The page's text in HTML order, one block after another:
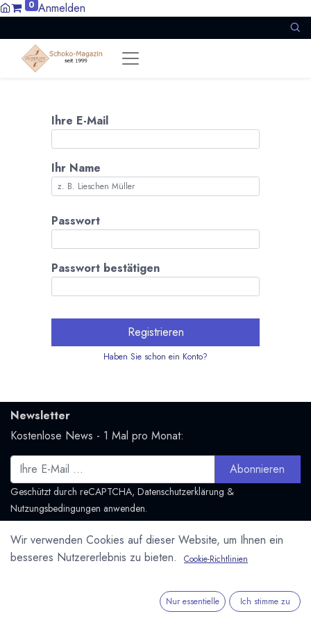
0 Anmelden
Ihre E-Mail
Ihr Name
Passwort
Passwort bestätigen
Registrieren
Haben Sie schon ein Konto?
Newsletter
Kostenlose News - 1 Mal pro Monat:
Abonnieren
Geschützt durch reCAPTCHA, Datenschutzerklärung &
Nutzungsbedingungen anwenden.
Social Media
Folge uns und bleibe mit uns in Kontakt:
Wir verwenden Cookies auf dieser Website, um Ihnen ein
besseres Nutzererlebnis zu bieten.
Cookie-Richtlinien
Nur essentielle Ich stimme zu